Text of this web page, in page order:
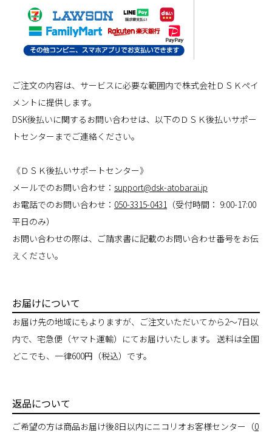
ご注文の内容は、サービスに必要な範囲内で株式会社ＤＳＫペイ
メントに提供します。
DSK後払いに関するお問い合わせは、以下のＤＳＫ後払いサポー
トセンターまでご連絡ください。
《ＤＳＫ後払いサポートセンター》
メールでのお問い合わせ： support@dsk-atobarai.jp
お電話でのお問い合わせ： 050-3315-0431 （受付時間： 9:00-17:00
平日のみ）
お問い合わせの際は、ご請求書に記載のお問い合わせ番号をお伝
えください。
お届けについて
お届け先の地域にもよりますが、ご注文いただいてから2～7日以
内で、宅急便（ヤマト運輸）にてお届けいたします。 送料は全国
どこでも、一律600円（税込）です。
返品について
ご希望の方は商品お届け後8日以内にニコリオお客様センター（0